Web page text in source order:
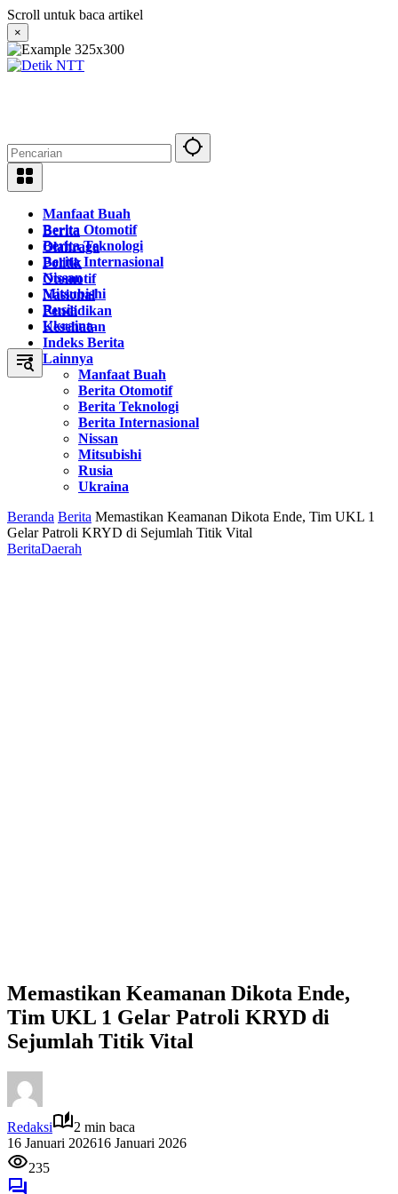
Langsung
ke
konten
Scroll untuk baca artikel
×
Manfaat Buah
Berita Otomotif
Berita Teknologi
Berita Internasional
Nissan
Mitsubishi
Rusia
Ukraina
Berita
Olahraga
Politik
Otomotif
Nasional
Pendidikan
Kesehatan
Indeks Berita
Lainnya
Manfaat Buah
Berita Otomotif
Berita Teknologi
Berita Internasional
Nissan
Mitsubishi
Rusia
Ukraina
Beranda Berita Memastikan Keamanan Dikota Ende, Tim UKL 1
Gelar Patroli KRYD di Sejumlah Titik Vital
BeritaDaerah
Memastikan Keamanan Dikota Ende,
Tim UKL 1 Gelar Patroli KRYD di
Sejumlah Titik Vital
Redaksi
2 min baca
16 Januari 202616 Januari 2026
235